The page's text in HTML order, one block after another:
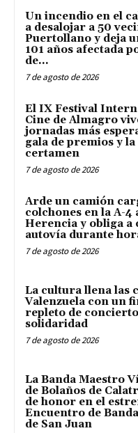
Un incendio en el
a desalojar a 50
Puertollano y deja
101 años afectada
de...
7 de agosto de 2026
El IX Festival
Cine de Almagro
jornadas más
gala de premios y
certamen
7 de agosto de 2026
Arde un camión
colchones en la A-4
Herencia y obliga a
autovía durante
7 de agosto de 2026
La cultura llena las
Valenzuela con un
repleto de
solidaridad
7 de agosto de 2026
La Banda Maestro
de Bolaños de
de honor en el
Encuentro de
de San Juan